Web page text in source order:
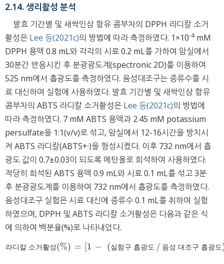
2.14. 생리활성 분석
발효 기간별 및 새싹인삼 함유 콤부차의 DPPH 라디칼 소거
활성은 Lee 등(2021c)의 방법에 따라 측정하였다. 1×10-4mM
DPPH 용액 0.8 mL와 각각의 시료 0.2 mL를 가하여 암실에서
30분간 반응시킨 후 분광광도계(spectronic 2D)를 이용하여
525 nm에서 흡광도를 측정하였다. 음성대조구는 증류수를 시
료 대신하여 실험에 사용하였다. 발효 기간별 및 새싹인삼 함유
콤부차의 ABTS 라디칼 소거활성은 Lee 등(2021c)의 방법에
따라 측정하였다. 7 mM ABTS 용액과 2.45 mM potassium
persulfate을 1:1(v/v)로 섞고, 암실에서 12-16시간을 방치시
켜 ABTS 라디칼(ABTS+·)을 형성시켰다. 이후 732 nm에서 흡
광도 값이 0.7±0.03이 되도록 메탄올로 희석하여 사용하였다.
적당히 희석된 ABTS 용액 0.9 mL와 시료 0.1 mL를 섞고 3분
후 분광광도계를 이용하여 732 nm에서 흡광도를 측정하였다.
음성대조구 실험은 시료 대신에 증류수 0.1 mL를 취하여 실험
하였으며, DPPH 및 ABTS 라디칼 소거활성은 다음과 같은 식
에 의하여 백분율(%)로 나타내었다.
라디칼 소거활성(%) = [1 − (실험구 흡광도 / 음성 대조구 흡광도
라디칼 소거활성(%) =1 실험구 흡광도/ 음성 대조구 흡광도×